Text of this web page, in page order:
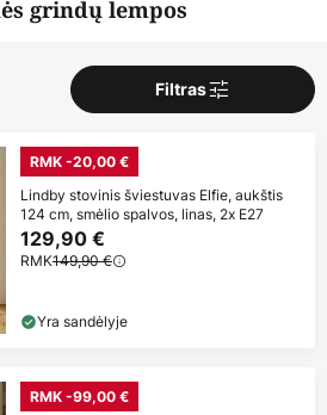
grindų lempos
Filtras
RMK -20,00 €
Lindby stovinis šviestuvas Elfie, aukštis
124 cm, smėlio spalvos, linas, 2x E27
129,90 €
RMK149,90 €
Yra sandėlyje
RMK -99,00 €